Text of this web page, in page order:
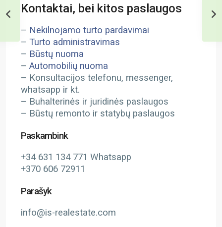
Kontaktai, bei kitos paslaugos
– Nekilnojamo turto pardavimai
– Turto administravimas
– Būstų nuoma
– Automobilių nuoma
– Konsultacijos telefonu, messenger,
whatsapp ir kt.
– Buhalterinės ir juridinės paslaugos
– Būstų remonto ir statybų paslaugos
Paskambink
+34 631 134 771 Whatsapp
+370 606 72911
Parašyk
info@is-realestate.com